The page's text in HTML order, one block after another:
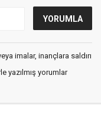
imalar, inançlara saldırı
yazılmış yorumlar